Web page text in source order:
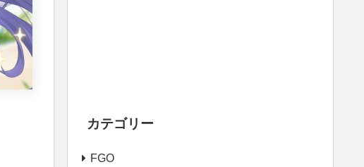
カテゴリー
FGO